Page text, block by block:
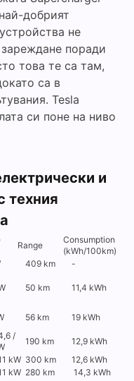
добрият
не
поради
това те са там,
са в
Tesla
си поне на ниво
и
техния
Range
Consumption
(kWh/100km)
409 km
-
50 km 11,4 kWh
56 km 19 kWh
/
190 km
12,9 kWh
kW 300 km
12,6 kWh
kW 280 km
14,3 kWh